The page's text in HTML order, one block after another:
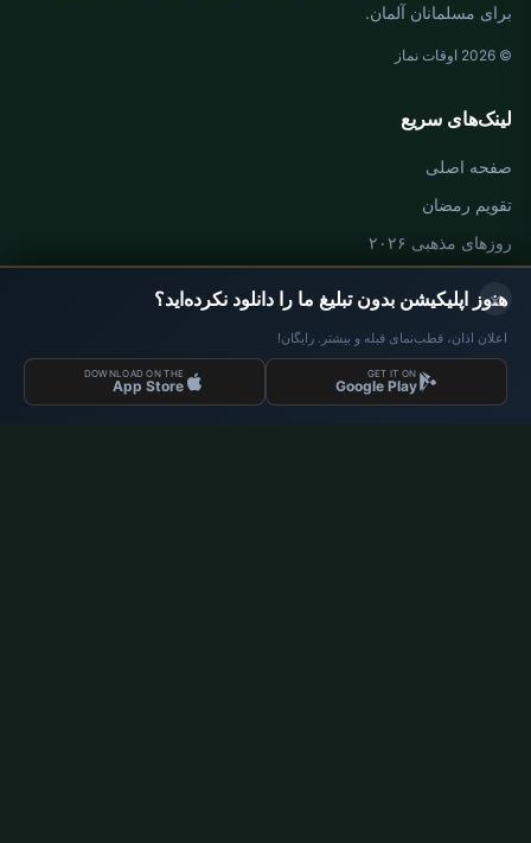
برای مسلمانان آلمان.
© 2026 اوقات نماز
لینک‌های سریع
صفحه اصلی
تقویم رمضان
روزهای مذهبی ۲۰۲۶
اوقات نماز آلمان
اوقات نماز Berlin
اوقات نماز Hamburg
×
هنوز اپلیکیشن بدون تبلیغ ما را دانلود نکرده‌اید؟
اعلان اذان، قطب‌نمای قبله و بیشتر. رایگان!
GET IT ON
Google Play
DOWNLOAD ON THE
App Store